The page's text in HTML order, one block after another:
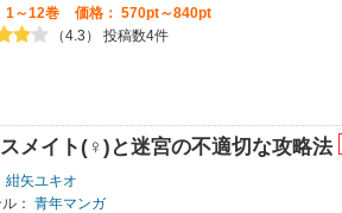
1～12巻
価格： 570pt～840pt
（4.3） 投稿数4件
メイト(♀)と迷宮の不適切な攻略法
紺矢ユキオ
： 青年マンガ